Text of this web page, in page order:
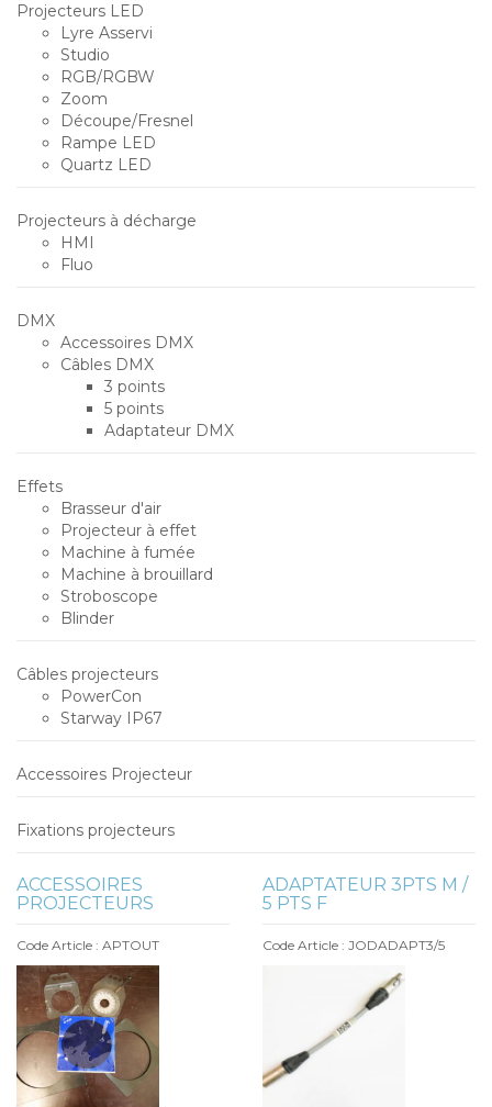
Projecteurs LED
Lyre Asservi
Studio
RGB/RGBW
Zoom
Découpe/Fresnel
Rampe LED
Quartz LED
Projecteurs à décharge
HMI
Fluo
DMX
Accessoires DMX
Câbles DMX
3 points
5 points
Adaptateur DMX
Effets
Brasseur d'air
Projecteur à effet
Machine à fumée
Machine à brouillard
Stroboscope
Blinder
Câbles projecteurs
PowerCon
Starway IP67
Accessoires Projecteur
Fixations projecteurs
ACCESSOIRES
PROJECTEURS
Code Article : APTOUT
ADAPTATEUR 3PTS M /
5 PTS F
Code Article : JODADAPT3/5